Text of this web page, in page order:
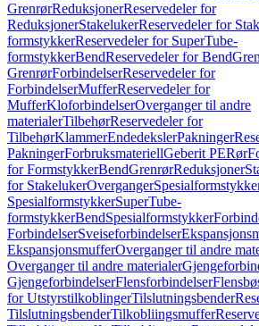
GrenrørReduksjonerReservedeler for
ReduksjonerStakelukerReservedeler for
formstykkerReservedeler for SuperTube-
formstykkerBendReservedeler for Bend
GrenrørForbindelserReservedeler for
ForbindelserMufferReservedeler for
MufferKloforbindelserOverganger til andre
materialerTilbehørReservedeler for
TilbehørKlammerEndedekslerPakninger
PakningerForbruksmateriellGeberit PERør
for FormstykkerBendGrenrørReduksjoner
for StakelukerOverganger
SpesialformstykkerSuperTube-
formstykkerBendSpesialformstykker
ForbindelserSveiseforbindelser
EkspansjonsmufferOverganger til andre
Overganger til andre materialer
GjengeforbindelserFlensforbindelser
for UtstyrstilkoblingerTilslutningsbender
TilslutningsbenderTilkobliingsmuffer